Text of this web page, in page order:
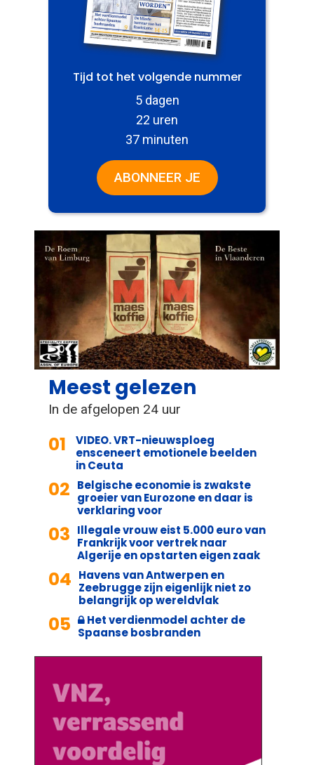
Tijd tot het volgende nummer
5 dagen
22 uren
37 minuten
ABONNEER JE
Meest gelezen
In de afgelopen 24 uur
01
VIDEO. VRT-nieuwsploeg
ensceneert emotionele beelden
in Ceuta
02 Belgische economie is zwakste
groeier van Eurozone en daar is
verklaring voor
03 Illegale vrouw eist 5.000 euro van
Frankrijk voor vertrek naar
Algerije en opstarten eigen zaak
04 Havens van Antwerpen en
Zeebrugge zijn eigenlijk niet zo
belangrijk op wereldvlak
05
Het verdienmodel achter de
Spaanse bosbranden